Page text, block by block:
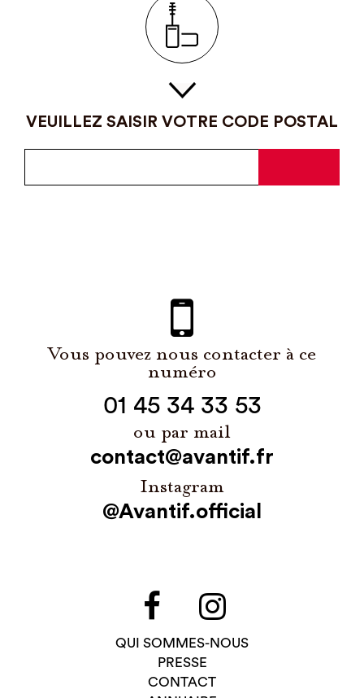
VEUILLEZ SAISIR VOTRE CODE POSTAL
Vous pouvez nous contacter à ce
numéro
01 45 34 33 53
ou par mail
contact@avantif.fr
Instagram
@Avantif.official
QUI SOMMES-NOUS
PRESSE
CONTACT